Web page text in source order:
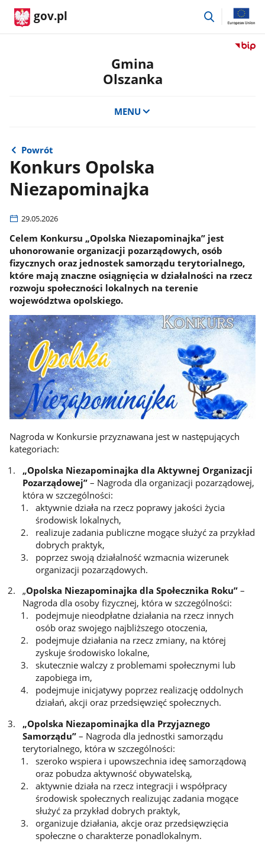
gov.pl
przejdź
Przejdź
Gmina
Olszanka
MENU
Powrót
Konkurs Opolska
Niezapominajka
29.05.2026
Celem Konkursu „Opolska Niezapominajka” jest
uhonorowanie organizacji pozarządowych, osób
fizycznych oraz jednostek samorządu terytorialnego,
które mają znaczne osiągnięcia w działalności na rzecz
rozwoju społeczności lokalnych na terenie
województwa opolskiego.
Nagroda w Konkursie przyznawana jest w następujących
kategoriach:
„Opolska Niezapominajka dla Aktywnej Organizacji
Pozarządowej” – Nagroda dla organizacji pozarządowej,
która w szczególności:
aktywnie działa na rzecz poprawy jakości życia
środowisk lokalnych,
realizuje zadania publiczne mogące służyć za przykład
dobrych praktyk,
poprzez swoją działalność wzmacnia wizerunek
organizacji pozarządowych.
„Opolska Niezapominajka dla Społecznika Roku” –
Nagroda dla osoby fizycznej, która w szczególności:
podejmuje nieodpłatne działania na rzecz innych
osób oraz swojego najbliższego otoczenia,
podejmuje działania na rzecz zmiany, na której
zyskuje środowisko lokalne,
skutecznie walczy z problemami społecznymi lub
zapobiega im,
podejmuje inicjatywy poprzez realizację oddolnych
działań, akcji oraz przedsięwzięć społecznych.
„Opolska Niezapominajka dla Przyjaznego
Samorządu” – Nagroda dla jednostki samorządu
terytorialnego, która w szczególności:
szeroko wspiera i upowszechnia ideę samorządową
oraz pobudza aktywność obywatelską,
aktywnie działa na rzecz integracji i współpracy
środowisk społecznych realizując zadania mogące
służyć za przykład dobrych praktyk,
organizuje działania, akcje oraz przedsięwzięcia
społeczne o charakterze ponadlokalnym.